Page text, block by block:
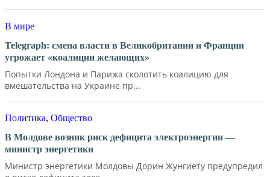
В мире
Telegraph: смена власти в Великобритании и Франции
угрожает «коалиции желающих»
Попытки Лондона и Парижа сколотить коалицию для
вмешательства на Украине пр...
Политика, Общество
В Молдове возник риск дефицита электроэнергии —
министр энергетики
Министр энергетики Молдовы Дорин Жунгиету предупредил